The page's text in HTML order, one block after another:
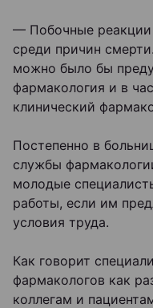
— Побочные
среди причин
можно было бы
фармакология и в
клинический
Постепенно в
службы
молодые
работы, если им
условия труда.
Как говорит
фармакологов как
коллегам и